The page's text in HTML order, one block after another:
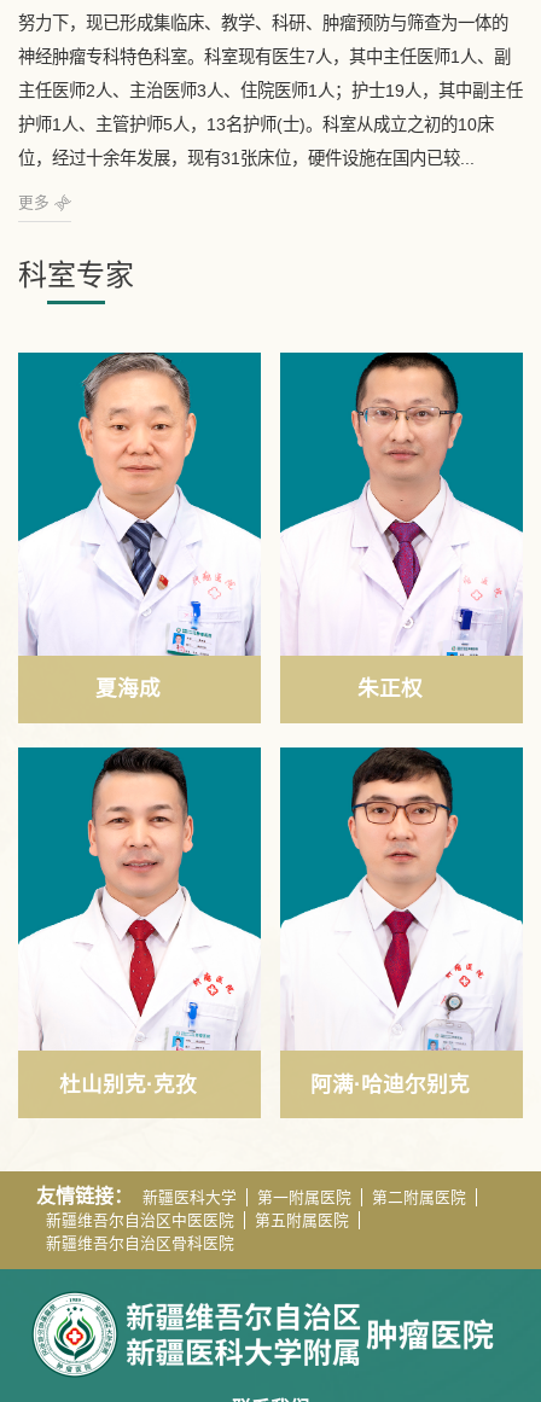
努力下，现已形成集临床、教学、科研、肿瘤预防与筛查为一体的
神经肿瘤专科特色科室。科室现有医生7人，其中主任医师1人、副
主任医师2人、主治医师3人、住院医师1人；护士19人，其中副主任
护师1人、主管护师5人，13名护师(士)。科室从成立之初的10床
位，经过十余年发展，现有31张床位，硬件设施在国内已较...
更多
科室专家
夏海成 朱正权
杜山别克·克孜 阿满·哈迪尔别克
友情链接： 新疆医科大学 第一附属医院
第二附属医院
新疆维吾尔自治区中医医院
第五附属医院
新疆维吾尔自治区骨科医院